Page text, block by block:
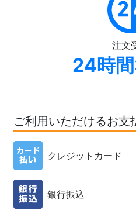
注文
24時
ご利用いただけるお支
クレジットカード
銀行振込